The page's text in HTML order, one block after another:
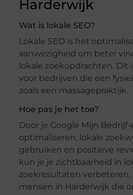
Harderwijk
Wat is lokale SEO?
Lokale SEO is het
aanwezigheid om beter
lokale zoekopdrachten. Dit
voor bedrijven die een
zoals een massagepraktijk.
Hoe pas je het toe?
Door je Google Mijn
optimaliseren, lokale
gebruiken en positieve
kun je je zichtbaarheid in
zoekresultaten
mensen in Harderwijk die